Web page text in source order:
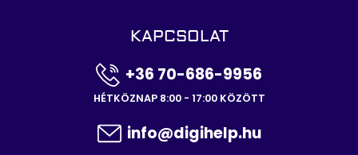
KAPCSOLAT
+36 70-686-9956
HÉTKÖZNAP 8:00 - 17:00 KÖZÖTT
info@digihelp.hu